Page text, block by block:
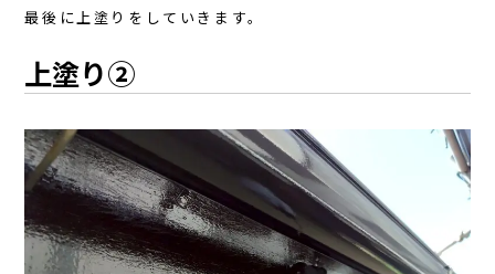
最後に上塗りをしていきます。
上塗り②